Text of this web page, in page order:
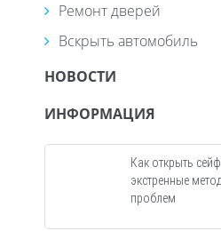
Ремонт дверей
Вскрыть автомобиль
НОВОСТИ
ИНФОРМАЦИЯ
Как открыть
экстренные
проблем